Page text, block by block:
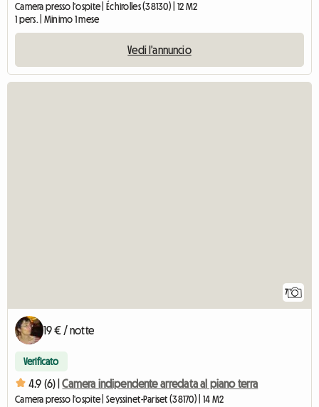
Camera presso l'ospite | Échirolles (38130) | 12 M2
1 pers. | Minimo 1 mese
Vedi l'annuncio
7
19 € / notte
Verificato
4.9 (6) | Camera indipendente arredata al piano terra
Camera presso l'ospite | Seyssinet-Pariset (38170) | 14 M2